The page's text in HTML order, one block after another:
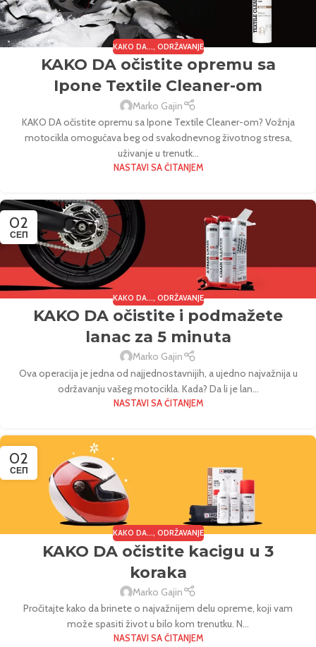
KAKO DA..., ODRŽAVANJE
KAKO DA očistite opremu sa
Ipone Textile Cleaner-om
Marko Gajin
KAKO DA očistite opremu sa Ipone Textile Cleaner-om? Vožnja
motocikla omogućava beg od svakodnevnog životnog stresa,
uživanje u trenutk...
NASTAVI SA ČITANJEM
02
СЕП
KAKO DA... ODRŽAVANJE
KAKO DA očistite i podmažete
lanac za 5 minuta
Marko Gajin
Ova operacija je jedna od najjednostavnijih, a ujedno najvažnija u
održavanju vašeg motocikla. Kada? Da li je lan...
NASTAVI SA ČITANJEM
02
СЕП
KAKO DA..., ODRŽAVANJE
KAKO DA očistite kacigu u 3
koraka
Marko Gajin
Pročitajte kako da brinete o najvažnijem delu opreme, koji vam
može spasiti život u bilo kom trenutku. N...
NASTAVI SA ČITANJEM